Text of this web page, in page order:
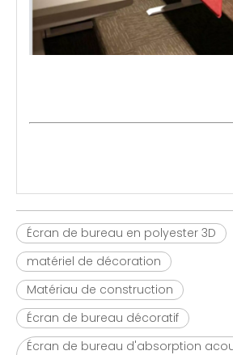
Écran de bureau en polyester 3D
matériel de décoration
Matériau de construction
Écran de bureau décoratif
Écran de bureau d'absorption